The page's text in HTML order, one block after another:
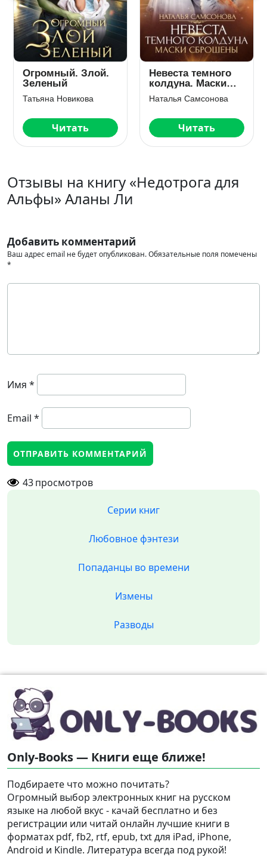
Огромный. Злой.
Зеленый
Татьяна Новикова
Читать
Невеста темного
колдуна. Маски
сброшены
Наталья Самсонова
Читать
Отзывы на книгу «Недотрога для
Альфы» Аланы Ли
Добавить комментарий
Ваш адрес email не будет опубликован.Обязательные поля помечены
*
Имя *
Email *
43просмотров
Серии книг
Любовное фэнтези
Попаданцы во времени
Измены
Разводы
Only-Books — Книги еще ближе!
Подбираете что можно почитать?
Огромный выбор электронных книг на русском
языке на любой вкус - качай бесплатно и без
регистрации или читай онлайн лучшие книги в
форматах pdf, fb2, rtf, epub, txt для iPad, iPhone,
Android и Kindle. Литература всегда под рукой!